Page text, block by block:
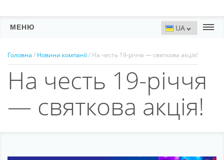
МЕНЮ
Домени
VPN
Головна / Новини компанії/ На честь 19-річчя — святкова акція!
На честь 19-річчя
— святкова акція!